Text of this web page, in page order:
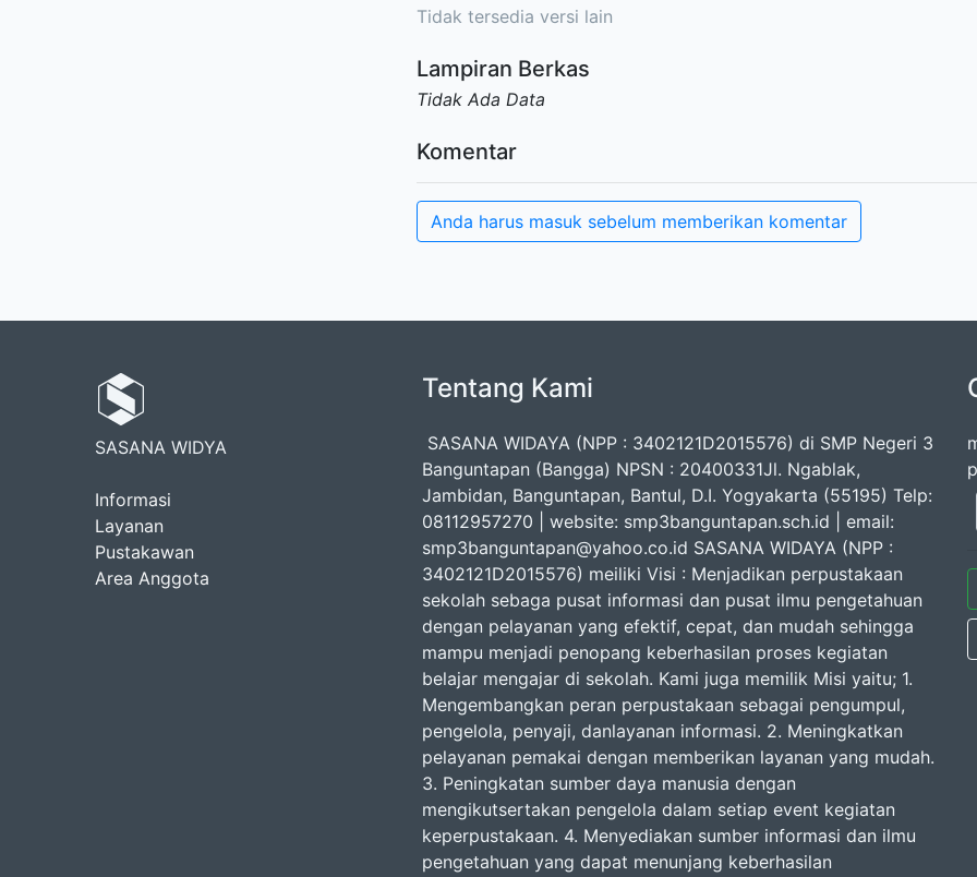
Tidak tersedia versi lain
Lampiran Berkas
Tidak Ada Data
Komentar
Anda harus masuk sebelum memberikan komentar
SASANA WIDYA
Informasi
Layanan
Pustakawan
Area Anggota
Tentang Kami
SASANA WIDAYA (NPP : 3402121D2015576) di SMP Negeri 3
Banguntapan (Bangga) NPSN : 20400331Jl. Ngablak,
Jambidan, Banguntapan, Bantul, D.I. Yogyakarta (55195) Telp:
08112957270 | website: smp3banguntapan.sch.id | email:
smp3banguntapan@yahoo.co.id SASANA WIDAYA (NPP :
3402121D2015576) meiliki Visi : Menjadikan perpustakaan
sekolah sebaga pusat informasi dan pusat ilmu pengetahuan
dengan pelayanan yang efektif, cepat, dan mudah sehingga
mampu menjadi penopang keberhasilan proses kegiatan
belajar mengajar di sekolah. Kami juga memilik Misi yaitu; 1.
Mengembangkan peran perpustakaan sebagai pengumpul,
pengelola, penyaji, danlayanan informasi. 2. Meningkatkan
pelayanan pemakai dengan memberikan layanan yang mudah.
3. Peningkatan sumber daya manusia dengan
mengikutsertakan pengelola dalam setiap event kegiatan
keperpustakaan. 4. Menyediakan sumber informasi dan ilmu
pengetahuan yang dapat menunjang keberhasilan